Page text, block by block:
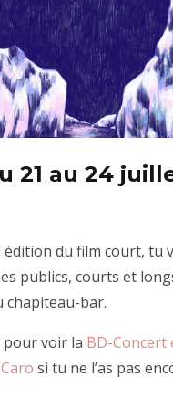
21 au 24
édition du film court,
publics, courts et
chapiteau-bar.
pour voir la BD-Concert
si tu ne l’as pas